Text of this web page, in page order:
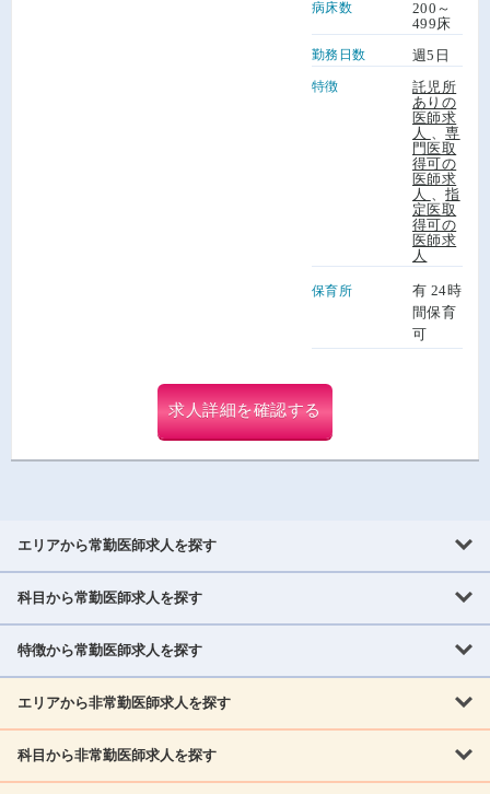
病床数
200～
499床
勤務日数 週5日
特徴
託児所
ありの
医師求
人
、専
門医取
得可の
医師求
人
、指
定医取
得可の
医師求
人
保育所
有 24時
間保育
可
求人詳細を確認する
エリアから常勤医師求人を探す
北海道・東北
北海道 青森県 岩手県
茨城県 栃木県 群馬県
神奈川県 山梨県
科目から常勤医師求人を探す
内科系
消化器科 呼吸器科
特徴から常勤医師求人を探す
救急対応なし 女性医師歓迎
エリアから非常勤医師求人を探す
北海道・東北
科目から非常勤医師求人を探す